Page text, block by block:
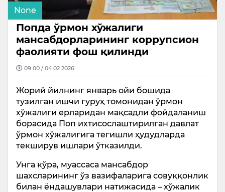
None
Попда ўрмон хўжалиги
мансабдорларининг коррупсион
фаолияти фош қилинди
09:00 / 04.02.2026
Жорий йилнинг январь ойи бошида
тузилган ишчи гуруҳ томонидан ўрмон
хўжалиги ерларидан мақсадли фойдаланиш
борасида Поп ихтисослаштирилган давлат
ўрмон хўжалигига тегишли ҳудудларда
текширув ишлари ўтказилди.
Унга кўра, муассаса мансабдор
шахсларининг ўз вазифаларига совуққонлик
билан ёндашувлари натижасида – хўжалик